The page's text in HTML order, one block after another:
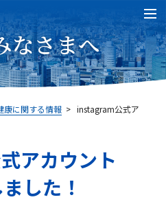
なさまへ
康に関する情報 >instagram公式ア
アカウント
した！